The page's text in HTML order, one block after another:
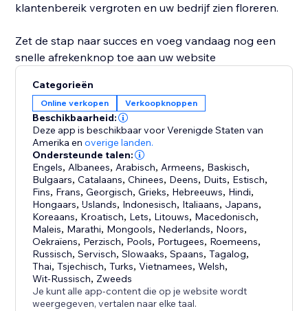
klantenbereik vergroten en uw bedrijf zien floreren.
Zet de stap naar succes en voeg vandaag nog een
snelle afrekenknop toe aan uw website
Categorieën
Online verkopen Verkoopknoppen
Beschikbaarheid:
Deze app is beschikbaar voor Verenigde Staten van
Amerika en overige landen.
Ondersteunde talen:
Engels, Albanees, Arabisch, Armeens, Baskisch,
Bulgaars,Catalaans,Chinees, Deens, Duits, Estisch,
Fins, Frans,Georgisch,Grieks, Hebreeuws, Hindi,
Hongaars,IJslands, Indonesisch, Italiaans, Japans,
Koreaans, Kroatisch, Lets, Litouws, Macedonisch,
Maleis, Marathi, Mongools, Nederlands, Noors,
Oekraïens, Perzisch, Pools, Portugees, Roemeens,
Russisch,Servisch,Slowaaks,Spaans,Tagalog,
Thai,Tsjechisch,Turks,Vietnamees,Welsh,
Wit-Russisch, Zweeds
Je kunt alle app-content die op je website wordt
weergegeven, vertalen naar elke taal.